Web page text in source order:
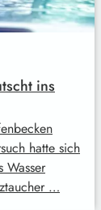
ins
hatte sich
Wasser
…